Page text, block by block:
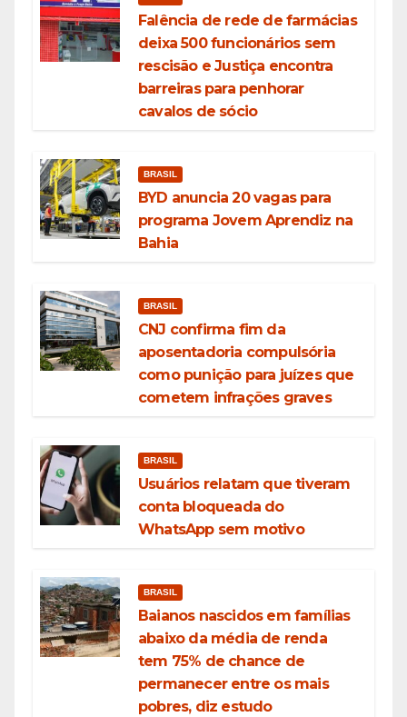
Falência de rede de farmácias
deixa 500 funcionários sem
rescisão e Justiça encontra
barreiras para penhorar
cavalos de sócio
BRASIL
BYD anuncia 20 vagas para
programa Jovem Aprendiz na
Bahia
BRASIL
CNJ confirma fim da
aposentadoria compulsória
como punição para juízes que
cometem infrações graves
BRASIL
Usuários relatam que tiveram
conta bloqueada do
WhatsApp sem motivo
BRASIL
Baianos nascidos em famílias
abaixo da média de renda
tem 75% de chance de
permanecer entre os mais
pobres, diz estudo